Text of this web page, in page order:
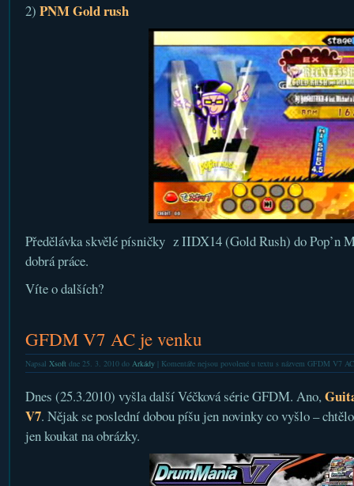
2) PNM Gold rush
Předělávka skvělé písničky z IIDX14 (Gold Rush) do Pop’n
dobrá práce.
Víte o dalších?
GFDM V7 AC je venku
Napsal Xsoftdne 25. 3. 2010 do Arkády| Komentáře nejsou povolenéu textu s názvem GFDM V7
Dnes (25.3.2010) vyšla další Véčková série GFDM. Ano,
V7. Nějak se poslední dobou píšu jen novinky co vyšlo –
jen koukat na obrázky.